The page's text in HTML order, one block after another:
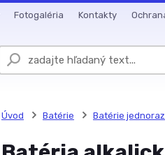
Fotogaléria Kontakty
Úvod Batérie Batérie